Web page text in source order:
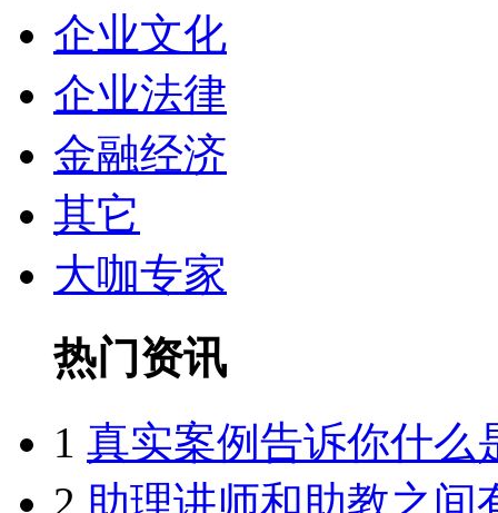
企业文化
企业法律
金融经济
其它
大咖专家
热门资讯
1 真实案例告诉你什么
2 助理讲师和助教之间